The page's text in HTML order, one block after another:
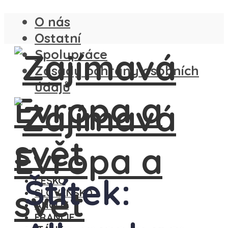
O nás
Ostatní
Spolupráce
Zásady ochrany osobních
údajů
ČESKO
SLOVENSKO
ANGLIE
FRANCIE
Štítek: